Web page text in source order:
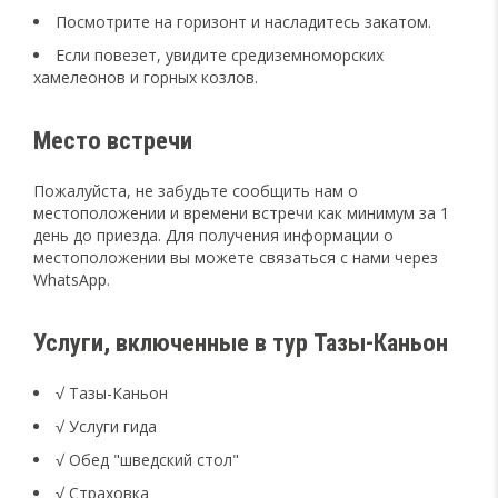
Посмотрите на горизонт и насладитесь закатом.
Если повезет, увидите средиземноморских
хамелеонов и горных козлов.
Место встречи
Пожалуйста, не забудьте сообщить нам о
местоположении и времени встречи как минимум за 1
день до приезда. Для получения информации о
местоположении вы можете связаться с нами через
WhatsApp.
Услуги, включенные в тур Тазы-Каньон
√ Тазы-Каньон
√ Услуги гида
√ Обед "шведский стол"
√ Страховка